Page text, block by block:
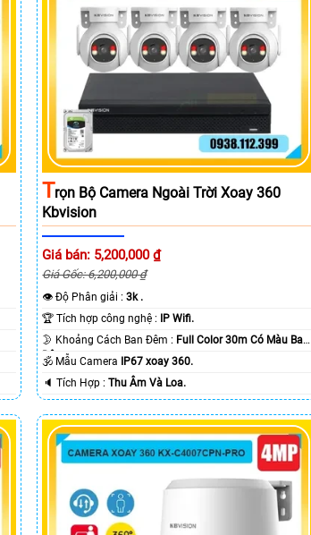
TRọn Bộ Camera Ngoài Trời Xoay 360
Kbvision
Giá bán: 5,200,000 ₫
Giá Gốc: 6,200,000 ₫
👁 Độ Phân giải :3k .
🏆 Tích hợp công nghệ :
IP Wifi.
🌛 Khoảng Cách Ban Đêm : Full Color 30m Có Màu Ban
Ðêm.🕉️ Mẫu Camera
IP67 xoay 360.
️🔈 Tích Hợp :Thu Âm Và Loa.